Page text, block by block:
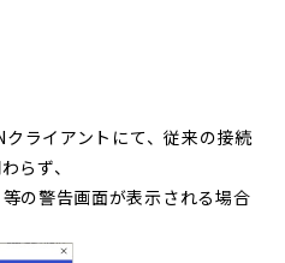
ライアントにて、従来の接続
らず、
の警告画面が表示される場合